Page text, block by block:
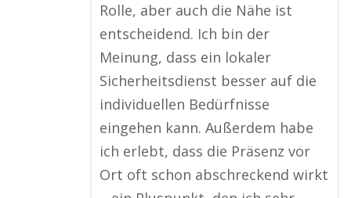
Rolle, aber auch die Nähe ist
entscheidend. Ich bin der
Meinung, dass ein lokaler
Sicherheitsdienst besser auf die
individuellen Bedürfnisse
eingehen kann. Außerdem habe
ich erlebt, dass die Präsenz vor
Ort oft schon abschreckend wirkt